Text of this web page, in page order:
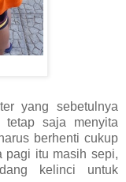
yang sebetulnya
tetap saja menyita
berhenti cukup
pagi itu masih sepi,
kelinci untuk